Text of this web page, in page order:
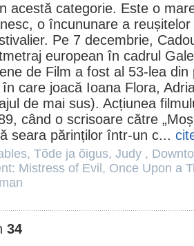
acestă categorie. Este o
o încununare a
Pe 7 decembrie,
european în cadrul
de Film a fost al 53-lea din
care joacă Ioana Flora,
de mai sus). Acțiunea
când o scrisoare către
seara părinților într-un c...
, Tõde ja õigus, Judy ,
Mistress of Evil , Once Upon a
34